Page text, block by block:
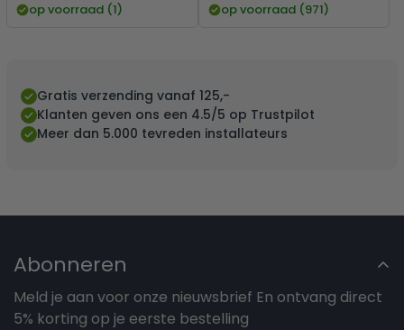
op voorraad (1) op voorraad (971)
Gratis verzending vanaf 125,-
Klanten geven ons een 4.5/5 op Trustpilot
Meer dan 5.000 tevreden installateurs
Abonneren
Meld je aan voor onze nieuwsbrief En ontvang direct
5% korting op je eerste bestelling